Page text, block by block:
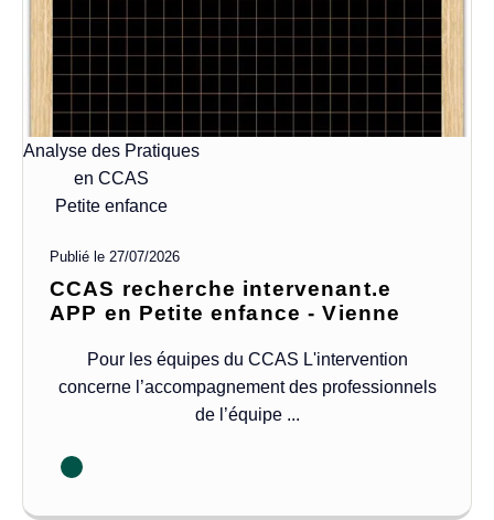
Analyse des Pratiques
en CCAS
Petite enfance
Publié le 27/07/2026
CCAS recherche intervenant.e
APP en Petite enfance - Vienne
Pour les équipes du CCAS L'intervention
concerne l’accompagnement des professionnels
de l’équipe ...